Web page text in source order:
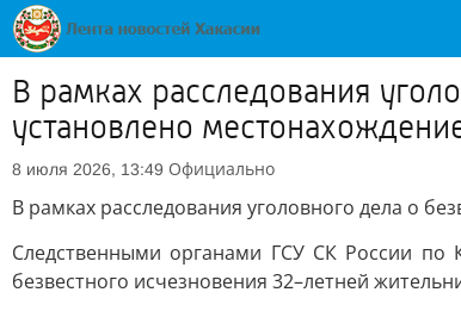
В рамках расследования
установлено
8 июля 2026, 13:49 Официально
В рамках расследования уголовного дела о
Следственными органами ГСУ СК России по
безвестного исчезновения 32–летней